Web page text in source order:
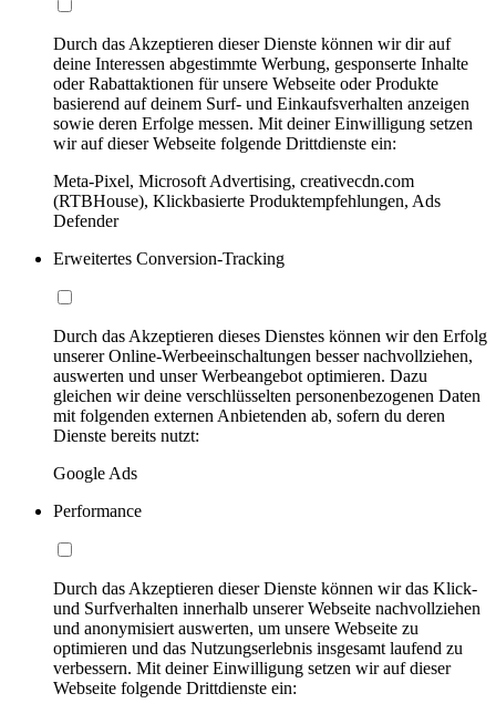
Durch das Akzeptieren dieser Dienste können wir dir auf
deine Interessen abgestimmte Werbung, gesponserte Inhalte
oder Rabattaktionen für unsere Webseite oder Produkte
basierend auf deinem Surf- und Einkaufsverhalten anzeigen
sowie deren Erfolge messen. Mit deiner Einwilligung setzen
wir auf dieser Webseite folgende Drittdienste ein:
Meta-Pixel, Microsoft Advertising, creativecdn.com
(RTBHouse), Klickbasierte Produktempfehlungen, Ads
Defender
Erweitertes Conversion-Tracking
Durch das Akzeptieren dieses Dienstes können wir den Erfolg
unserer Online-Werbeeinschaltungen besser nachvollziehen,
auswerten und unser Werbeangebot optimieren. Dazu
gleichen wir deine verschlüsselten personenbezogenen Daten
mit folgenden externen Anbietenden ab, sofern du deren
Dienste bereits nutzt:
Google Ads
Performance
Durch das Akzeptieren dieser Dienste können wir das Klick-
und Surfverhalten innerhalb unserer Webseite nachvollziehen
und anonymisiert auswerten, um unsere Webseite zu
optimieren und das Nutzungserlebnis insgesamt laufend zu
verbessern. Mit deiner Einwilligung setzen wir auf dieser
Webseite folgende Drittdienste ein: